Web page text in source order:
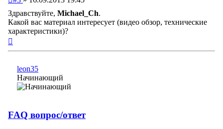
Здравствуйте, Michael_Ch.
Какой вас материал интересует (видео обзор, технические
характеристики)?
leon35
Начинающий
FAQ вопрос/ответ